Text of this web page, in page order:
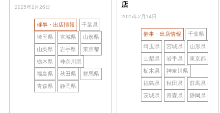
2025年2月26日
催事・出店情報 千葉県
埼玉県 宮城県 山形県
山梨県 岩手県 東京都
栃木県 神奈川県
福島県 秋田県 群馬県
青森県 静岡県
店
2025年2月14日
催事・出店情報 千葉県
埼玉県 宮城県 山形県
山梨県 岩手県 東京都
栃木県 神奈川県
福島県 秋田県 群馬県
茨城県 青森県 静岡県